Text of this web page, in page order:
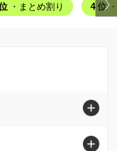
・まとめ割り 4位